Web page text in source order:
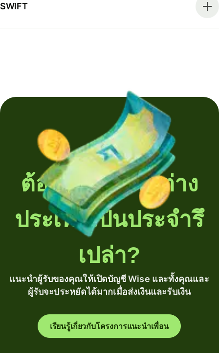
SWIFT
ต้องโอนเงินไปต่าง
ประเทศเป็นประจำรึ
เปล่า?
แนะนำผู้รับของคุณให้เปิดบัญชี Wise และทั้งคุณและ
ผู้รับจะประหยัดได้มากเมื่อส่งเงินและรับเงิน
เรียนรู้เกี่ยวกับโครงการแนะนำเพื่อน